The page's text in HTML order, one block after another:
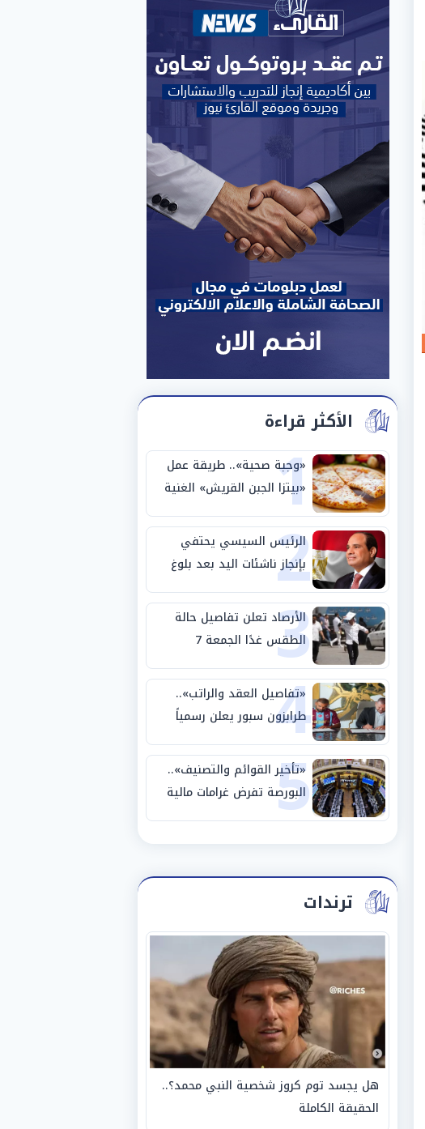
الأكثر قراءة
1
«وجبة صحية».. طريقة عمل
«بيتزا الجبن القريش» الغنية
بالبروتين
2
الرئيس السيسي يحتفي
بإنجاز ناشئات اليد بعد بلوغ
نصف نهائي كأس العالم
3
الأرصاد تعلن تفاصيل حالة
الطقس غدًا الجمعة 7
أغسطس 2026
4
«تفاصيل العقد والراتب»..
طرابزون سبور يعلن رسمياً
ضم محمد صلاح لمدة عامين
5
«تأخير القوائم والتصنيف»..
البورصة تفرض غرامات مالية
على 14 شركة وصكين
ترندات
هل يجسد توم كروز شخصية النبي محمد؟..
الحقيقة الكاملة